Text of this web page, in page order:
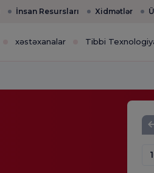
İnsan Resursları Xidmətlər
xəstəxanalar Tibbi